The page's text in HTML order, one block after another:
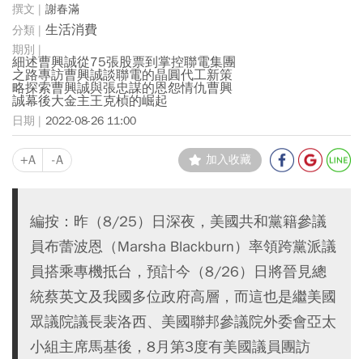
謝春滿
生活消費
細述曹興誠從75張股票到掌控聯電集團
之路專訪曹興誠談聯電的晶圓代工新策
略探索曹興誠與張忠謀的恩怨情仇曹興
誠幕後大金主王克楨的崛起
2022-08-26 11:00
+A -A 加入收藏
編按：昨（8/25）日深夜，美國共和黨籍參議
員布蕾波恩（Marsha Blackburn）率領跨黨派議
員搭乘專機抵台，預計今（8/26）日將晉見總
統蔡英文及我國多位政府高層，而這也是繼美國
眾議院議長裴洛西、美國聯邦參議院外委會亞太
小組主席馬基後，8月第3度有美國議員團訪